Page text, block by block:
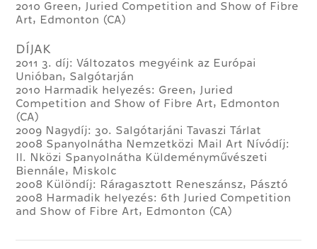
2010 Green, Juried Competition and Show of Fibre
Art, Edmonton (CA)
DÍJAK
2011 3. díj: Változatos megyéink az Európai
Unióban, Salgótarján
2010 Harmadik helyezés: Green, Juried
Competition and Show of Fibre Art, Edmonton
(CA)
2009 Nagydíj: 30. Salgótarjáni Tavaszi Tárlat
2008 Spanyolnátha Nemzetközi Mail Art Nívódíj:
II. Nközi Spanyolnátha Küldeményművészeti
Biennále, Miskolc
2008 Különdíj: Ráragasztott Reneszánsz, Pásztó
2008 Harmadik helyezés: 6th Juried Competition
and Show of Fibre Art, Edmonton (CA)